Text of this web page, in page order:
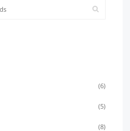
(6)
(5)
(8)